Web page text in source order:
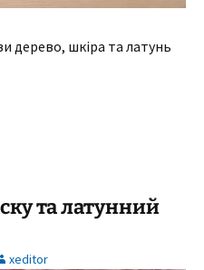
дерево, шкіра та латунь
та латунний
xeditor